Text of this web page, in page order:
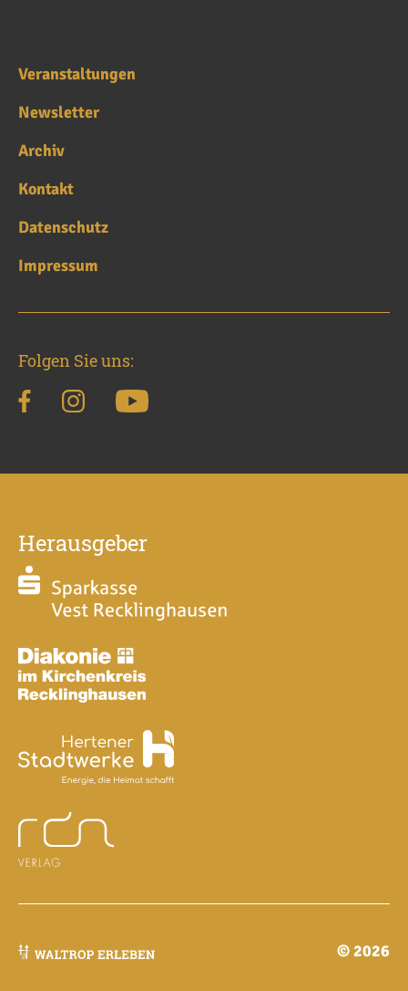
Veranstaltungen
Newsletter
Archiv
Kontakt
Datenschutz
Impressum
Folgen Sie uns:
Herausgeber
© 2026